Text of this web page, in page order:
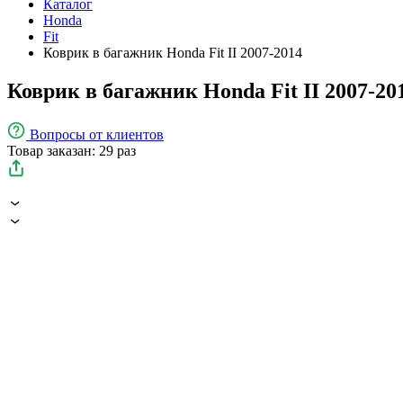
Каталог
Honda
Fit
Коврик в багажник Honda Fit II 2007-2014
Коврик в багажник Honda Fit II 2007-
Вопросы от клиентов
Товар заказан: 29 раз